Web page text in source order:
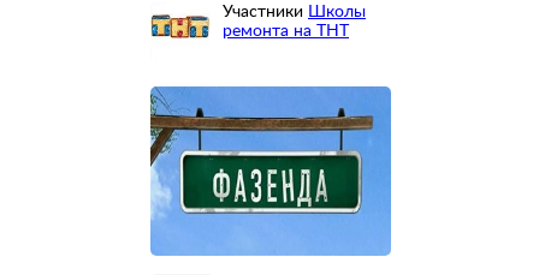
Участники Школы
ремонта на ТНТ